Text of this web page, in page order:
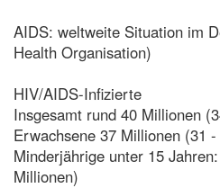
AIDS: weltweite Situation im
Health Organisation)
HIV/AIDS-Infizierte
Insgesamt rund 40 Millionen
Erwachsene 37 Millionen (31
Minderjährige unter 15
Millionen)